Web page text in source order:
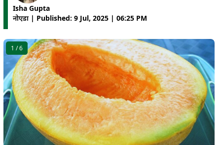
Isha Gupta
नोएडा | Published: 9 Jul, 2025 | 06:25 PM
1 / 6